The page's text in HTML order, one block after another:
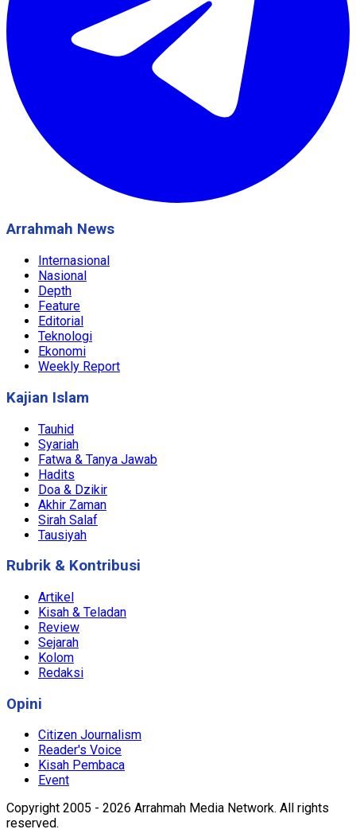
Arrahmah News
Internasional
Nasional
Depth
Feature
Editorial
Teknologi
Ekonomi
Weekly Report
Kajian Islam
Tauhid
Syariah
Fatwa & Tanya Jawab
Hadits
Doa & Dzikir
Akhir Zaman
Sirah Salaf
Tausiyah
Rubrik & Kontribusi
Artikel
Kisah & Teladan
Review
Sejarah
Kolom
Redaksi
Opini
Citizen Journalism
Reader's Voice
Kisah Pembaca
Event
Copyright 2005 - 2026 Arrahmah Media Network. All rights
reserved.